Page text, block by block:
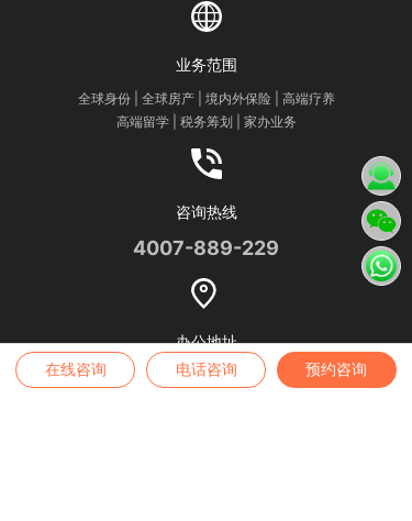
业务范围
全球身份 | 全球房产 | 境内外保险 | 高端疗养
高端留学 | 税务筹划 | 家办业务
咨询热线
4007-889-229
办公地址
——深圳公司——
在线咨询 电话咨询 预约咨询